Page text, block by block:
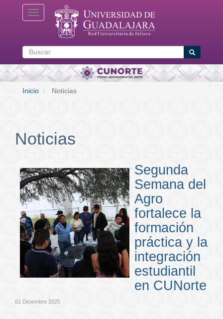
Toggle navigation
Buscar Buscar
Inicio Noticias
Noticias
Segunda
Semana del
Agro
fortalece la
formación
práctica y la
integración
estudiantil
en CUNorte
01 Diciembre 2025